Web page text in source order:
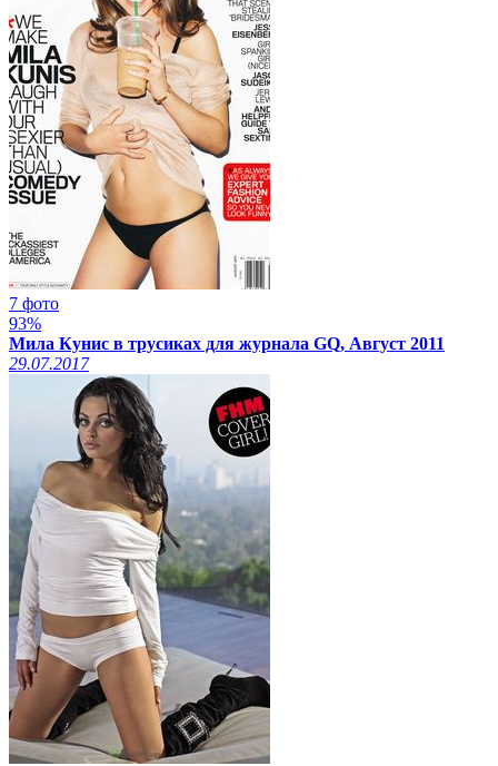
7 фото
93%
Мила Кунис в трусиках для журнала GQ, Август 2011
29.07.2017